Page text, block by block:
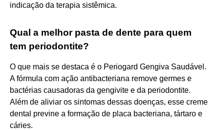
indicação da terapia sistêmica.
Qual a melhor pasta de dente para quem
tem periodontite?
O que mais se destaca é o Periogard Gengiva Saudável.
A fórmula com ação antibacteriana remove germes e
bactérias causadoras da gengivite e da periodontite.
Além de aliviar os sintomas dessas doenças, esse creme
dental previne a formação de placa bacteriana, tártaro e
cáries.